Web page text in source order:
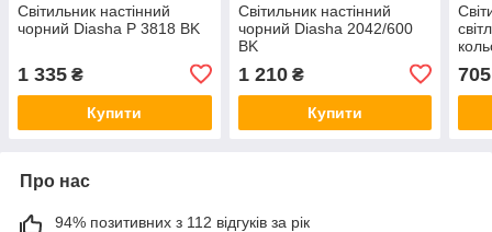
Світильник настінний
чорний Diasha P 3818 BK
1 335 ₴
Купити
Світильник настінний
чорний Diasha 2042/600
BK
1 210₴
Купити
705
Про нас
94% позитивних з 112 відгуків за рік